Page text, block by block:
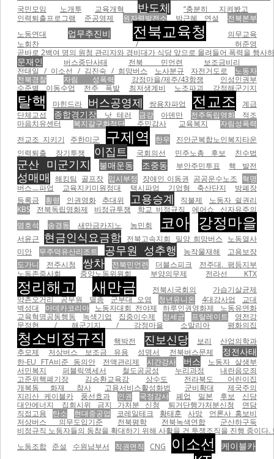
국민모임
노개투 교육개혁 반도체
“충분히 지켜봤고
인력퇴출프로그램
준공영제 원자력발전소 박근혜 연설
전북본부
노동연대
업무추진비 전북교육청
의무교육
노회찬 / 허준영
곧바로 2백여 명의 원청 관리자와 경비대가 식당 앞으로 몰려들어 폭력을 행
문재인 버스중단사태 전북 민언련
보조금비리
전태일 / 이소선 / 김진숙 / 희망버스
노사분규 자전거도로
노동자
전북경찰
자림 성폭력 강정마을/제주/43항쟁
인성인권부
수준별 이동수업
전주 폭발 최저생계비 노조파괴 강정해군기지
탈핵 마힌드라 버스공영제 쌍용차파업 전교조
계급
단체교섭
종합경기장 낫 테러 금강 아덴만 전주독립영화
적조
마음치유센터
복지갈구화적단 주민감사 교육복지
자림성폭력
전교조 지키기
주한미군 구제역 한우
진안군복합노인복지타운
인력퇴출
장기투쟁 이집트 국회의선 민주노총 후보 친수법
군산 미군기지 불매운동 조중동 부안주민투표 핵 발전
성매매 해킹팀 골프장 입시부정 장애인 이동권 공공운수노조 혁명
버스ㅡ파업
교육지키미원정대 택시파업 기업형 축산단지
방폐장
등록금
횡령 인권영화 추대위 고용승계 직불제
노동자 쉴권리
KBS
전북독립영화제 비정규투쟁 학교 비정규직 에어쇼
신자유주의
염호석
송경동 새만금카지노 농민회 코아 강정마을
서윤근 현금인식요금함 전북고속지회 밀양 희망버스 노동열사
미안
무주덕유산리조트 공무원 성추행 농작물재해
고용보장
도가니
전주시청 쌍차 전북민언련 더블스피크
전주대. 평등지부
노동존중사회
중앙노동위원회 부양의무제 전라선 KTX
정리해고 새만금 전북시국회의
가습기살균제
약촌오거리
공무원 멸종 군부대 오염 청년유니온 4대강사업
교대
벽성대
아데카코리아 노동자대회 전야제 하루인권영화제
노동유연화
교육혁명공동행동
녹색기업 집중이수제 정세균 프탈레이트
영전강
문정현 / 해군기지 / 강정마을
소말리아 평화의집
청소비정규직 핵박전 진보신당 보리
산업의학과
추모제
저상버스 보조금 유용 성명서 전북버스문제 정전사태
한-EU FTA비준 동의안 전액관리제 시간강사 버스
노동자 살생부
서민복지
퍼블릭액세서 철도공공성 누리과정
내란음모죄
고준위핵폐기장
김승환교육감 상수도
전라북도 어린이집
개복동 화재 참사
고용서비스활성화법 군비확대
제국주의
지리산 케이블카
풍선효과 인권 국정감사 폐업 밀본 후보
신당
대안에너지
집회시위 금지 가처분 신청 퇴거단행가처분신청
면담
직접고용
탄소 현대중공업 코레일테크 황태훈 사망
언론사 홍보비
저상버스 의무도입기준
전북평학 전북녹색연합
군산하구둑
비정규직 노동자들의 동참을 확대하기 위해 사활을 건 투쟁조직을 진행 중이다.
노동조합 준설 수원남부서 직권면직 CNG 이소선 케이블카